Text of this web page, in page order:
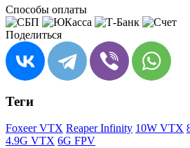
Способы оплаты
Поделиться
Теги
Foxeer VTX Reaper Infinity 10W VTX
4.9G VTX 6G FPV